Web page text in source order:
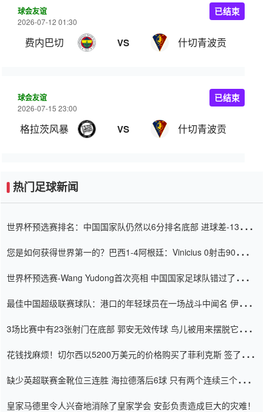
球会友谊
2026-07-12 01:30
费内巴切 VS 什切青波贡
已结束
球会友谊
2026-07-15 23:00
格拉茨风暴 VS 什切青波贡
已结束
热门足球新闻
世界杯预选赛排名：中国国家队仍然以6分排名底部 进球差-13令人
您是如何获得世界第一的？巴西1-4阿根廷：Vinicius 0射击90分钟
世界杯预选赛-Wang Yudong首次亮相 中国国家足球队错过了世界
最佳中国超级联赛球队：港口的年轻球员在一场战斗中闻名 伊万放
3场比赛中有23张射门在底部 郭安无效传球 鸟儿被用来摆脱它
花钱找麻烦！切尔西以5200万美元的价格购买了菲利克斯 签了7年
缺少英超联赛金靴位三连胜 海拉德落后6球 只有两个连续三个连续
皇家马德里令人兴奋地消除了皇家学会 安彭负责造成巨大的灾难！